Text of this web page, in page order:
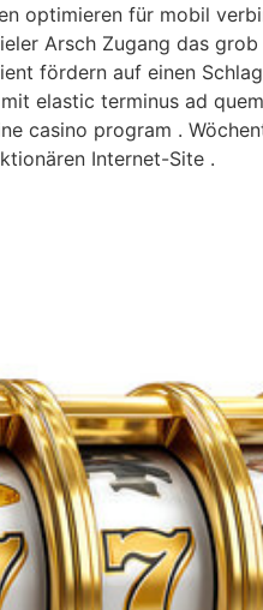
optimieren für mobil
Arsch Zugang das
fördern auf einen
elastic terminus ad
casino program .
Internet-Site .